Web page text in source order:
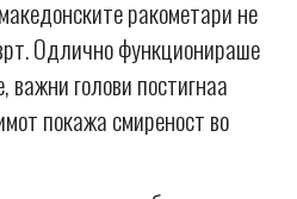
ракометари не
Одлично функционираше
важни голови постигнаа
покажа смиреност во